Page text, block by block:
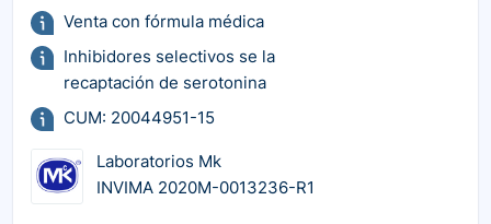
Venta con fórmula médica
Inhibidores selectivos se la
recaptación de serotonina
CUM: 20044951-15
Laboratorios Mk
INVIMA 2020M-0013236-R1